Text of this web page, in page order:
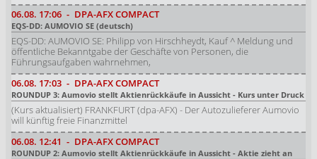
06.08. 17:06 - DPA-AFX COMPACT
EQS-DD: AUMOVIO SE (deutsch)
EQS-DD: AUMOVIO SE: Philipp von Hirschheydt, Kauf ^ Meldung und
öffentliche Bekanntgabe der Geschäfte von Personen, die
Führungsaufgaben wahrnehmen,
06.08. 17:03 - DPA-AFX COMPACT
ROUNDUP 3: Aumovio stellt Aktienrückkäufe in Aussicht - Kurs unter Druck
(Kurs aktualisiert) FRANKFURT (dpa-AFX) - Der Autozulieferer Aumovio
will künftig freie Finanzmittel
06.08. 12:41 - DPA-AFX COMPACT
ROUNDUP 2: Aumovio stellt Aktienrückkäufe in Aussicht - Aktie zieht an